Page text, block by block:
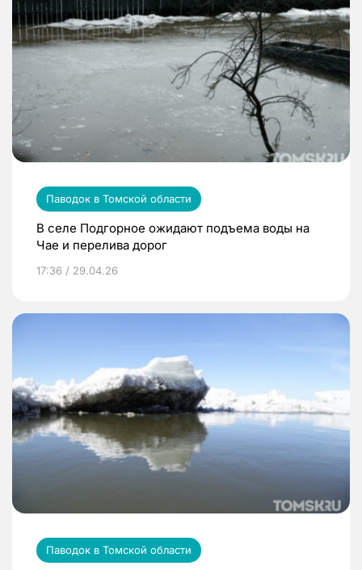
Паводок в Томской области
В селе Подгорное ожидают подъема воды на
Чае и перелива дорог
17:36 / 29.04.26
Паводок в Томской области